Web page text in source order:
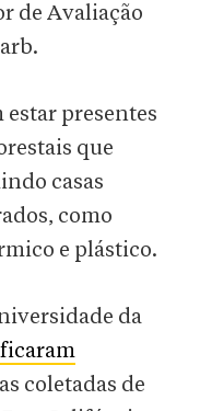
de Avaliação
presentes
que
casas
como
e plástico.
da
coletadas de